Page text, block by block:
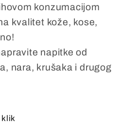
konzumacijom
kvalitet kože, kose,
napitke od
nara, krušaka i drugog
klik